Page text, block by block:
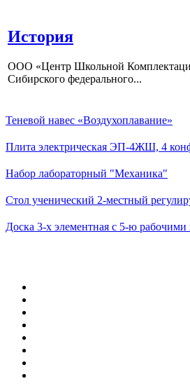
История
ООО «Центр Школьной
Сибирского федерального...
Теневой навес «Воздухоплавание»
Плита электрическая ЭП-4ЖШ, 4
Набор лабораторный "Механика"
Стол ученический 2-местный
Доска 3-х элементная с 5-ю